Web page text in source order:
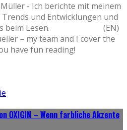
- Ich berichte mit meinem
und Entwicklungen und
beim Lesen. (EN)
– my team and I cover the
you have fun reading!
OXIGIN – Wenn farbliche Akzente